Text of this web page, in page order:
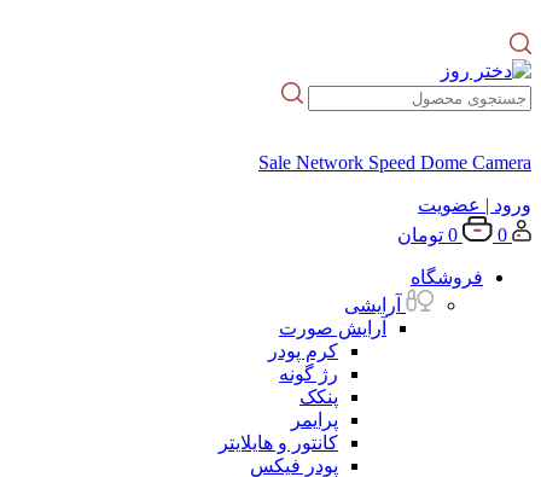
Sale Network Speed Dome Camera
ورود | عضویت
0
0 تومان
فروشگاه
آرایشی
آرایش صورت
کرم پودر
رژ گونه
پنکک
پرایمر
کانتور و هایلایتر
پودر فیکس